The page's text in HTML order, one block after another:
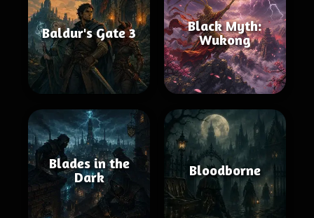
Baldur's Gate 3
Black Myth:
Wukong
Blades in the
Dark
Bloodborne